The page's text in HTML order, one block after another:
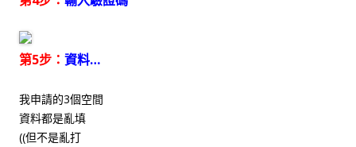
第5步： 資料…
我申請的3個空間
資料都是亂填
((但不是亂打